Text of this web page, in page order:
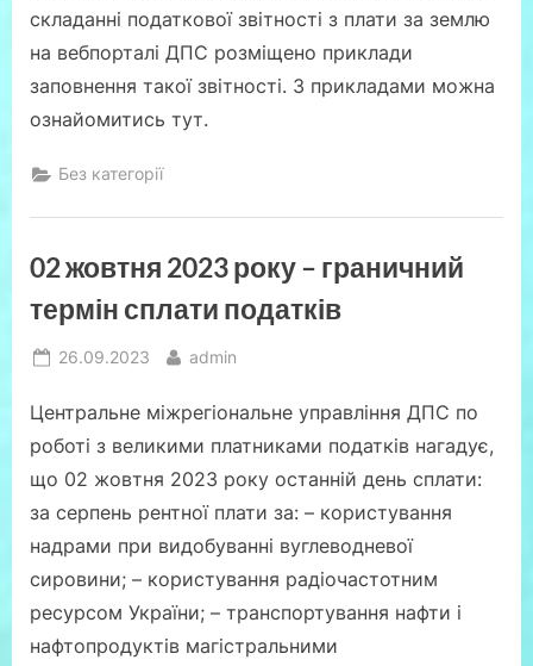
складанні податкової звітності з плати за землю
на вебпорталі ДПС розміщено приклади
заповнення такої звітності. З прикладами можна
ознайомитись тут.
Без категорії
02 жовтня 2023 року – граничний
термін сплати податків
Posted
26.09.2023 By
admin
Центральне міжрегіональне управління ДПС по
роботі з великими платниками податків нагадує,
що 02 жовтня 2023 року останній день сплати:
за серпень рентної плати за: – користування
надрами при видобуванні вуглеводневої
сировини; – користування радіочастотним
ресурсом України; – транспортування нафти і
нафтопродуктів магістральними